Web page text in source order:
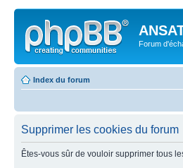
Forum
Index du forum
Supprimer les cookies du forum
Êtes-vous sûr de vouloir supprimer tous